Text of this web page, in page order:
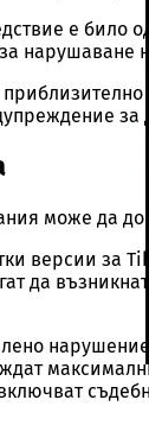
е било
нарушаване
за
може да
версии за
да